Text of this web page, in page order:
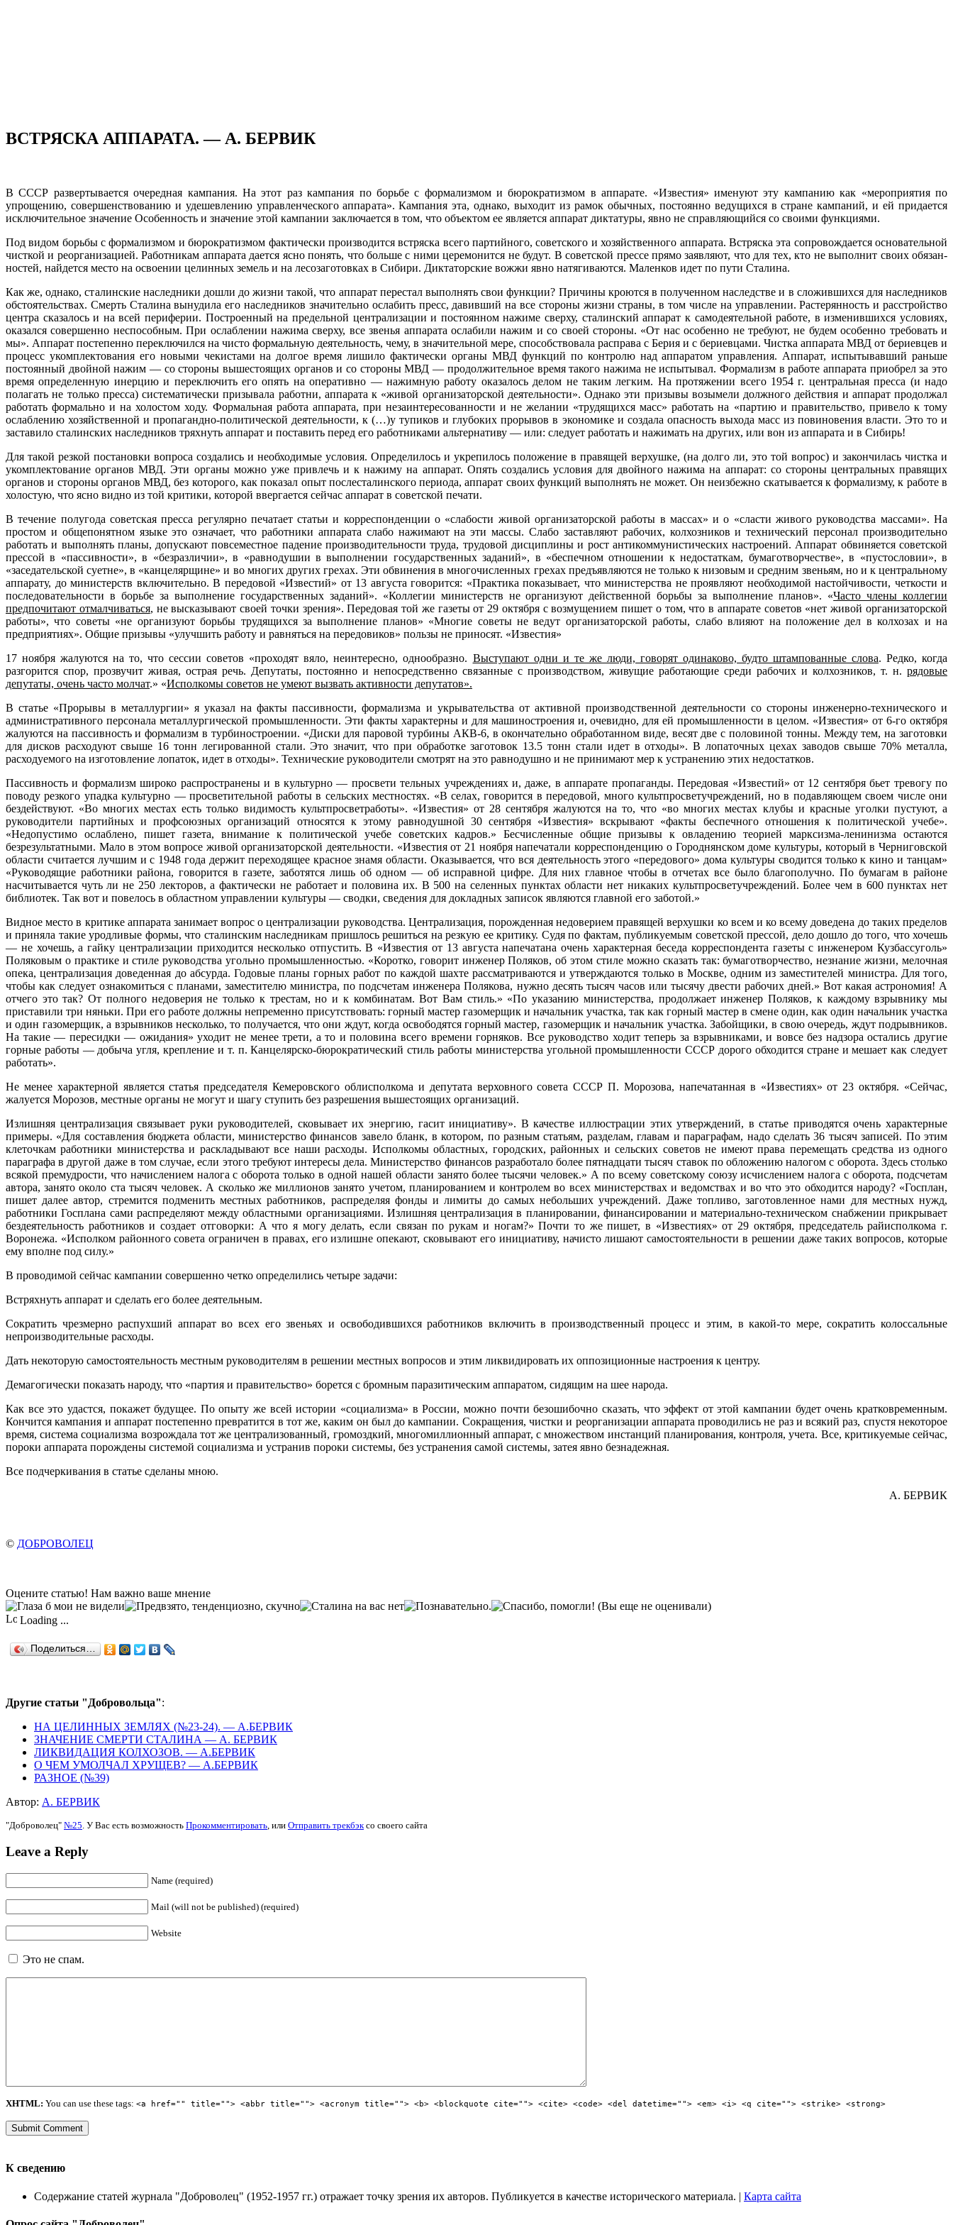
ВСТРЯСКА АППАРАТА. — А. БЕРВИК
В СССР развертывается очередная кампания. На этот раз кампания по борьбе с формализмом и бюрократизмом в аппарате. «Известия» именуют эту кампанию как «мероприятия по
упрощению, совершенствованию и удешевлению уп­равленческого аппарата». Кампания эта, однако, выходит из рамок обычных, постоянно ведущихся в стране кампаний, и ей придается
исключительное значение Особенность и значение этой кампании заключается в том, что объектом ее является аппарат диктатуры, явно не справляющийся со своими функциями.
Под видом борьбы с формализмом и бюрократизмом фактически производится встряска всего партийного, советского и хозяйственного аппарата. Встряс­ка эта сопровождается основательной
чисткой и реорганизацией. Работникам аппарата дается ясно понять, что больше с ними церемонится не будут. В со­ветской прессе прямо заявляют, что для тех, кто не выполнит своих обязан­
ностей, найдется место на освоении целинных земель и на лесозаготовках в Сибири. Диктаторские вожжи явно натягиваются. Маленков идет по пути Сталина.
Как же, однако, сталинские наследники дошли до жизни такой, что аппарат перестал выполнять свои функции? Причины кроются в полученном наследстве и в сложившихся для наследников
обстоятельствах. Смерть Сталина вынудила его наследников значительно ослабить пресс, давивший на все стороны жизни страны, в том числе на управлении. Растерянность и расстройство
центра сказалось и на всей периферии. Построенный на предельной централизации и постоянном нажиме сверху, сталинский аппарат к самодеятельной работе, в из­менившихся условиях,
оказался совершенно неспособным. При ослаблении нажи­ма сверху, все звенья аппарата ослабили нажим и со своей стороны. «От нас особенно не требуют, не будем особенно требовать и
мы». Аппарат постепенно переключился на чисто формальную деятельность, чему, в значительной мере, способствовала расправа с Берия и с бериевцами. Чистка аппарата МВД от бериевцев и
процесс укомплектования его новыми чекистами на долгое время лишило фактически органы МВД функций по контролю над аппаратом управления. Аппарат, испытывавший раньше
постоянный двойной нажим — со стороны вышестоящих органов и со стороны МВД — продолжительное время такого нажима не испытывал. Формализм в работе аппарата приобрел за это
время определенную инерцию и переключить его опять на оперативно — нажимную работу оказалось делом не таким легким. На протяжении всего 1954 г. центральная пресса (и надо
полагать не только пресса) систематически призывала работни, аппарата к «живой организаторской деятельности». Однако эти призывы возымели должного действия и аппарат продолжал
работать формально и на холостом ходу. Формальная работа аппарата, при незаинтересованности и не желании «трудящихся масс» работать на «партию и правительство, привело к тому
ослаблению хозяйственной и пропагандно-политической деятельности, к (…)у тупиков и глубоких прорывов в экономике и создала опасность выхода масс из повиновения власти. Это то и
заставило сталинских наследников тряхнуть аппарат и поставить перед его работниками альтернативу — или: следует работать и нажимать на других, или вон из аппарата и в Сибирь!
Для такой резкой постановки вопроса создались и необходимые условия. Определилось и укрепилось положение в правящей верхушке, (на долго ли, это той вопрос) и закончилась чистка и
укомплектование органов МВД. Эти органы можно уже привлечь и к нажиму на аппарат. Опять создались условия для двойного нажима на аппарат: со стороны центральных правящих
органов и стороны органов МВД, без которого, как показал опыт послесталинского периода, аппарат своих функций выполнять не может. Он неизбежно скатывается к формализму, к работе в
холостую, что ясно видно из той критики, которой ввергается сейчас аппарат в советской печати.
В течение полугода советская пресса регулярно печатает статьи и корреспонденции о «слабости живой организаторской работы в массах» и о «сла­сти живого руководства массами». На
простом и общепонятном языке это означает, что работники аппарата слабо нажимают на эти массы. Слабо заставляют рабочих, колхозников и технический персонал производительно
работать и выполнять планы, допускают повсеместное падение производительности труда, трудовой дисциплины и рост антикоммунистических настроений. Аппарат обвиняется советской
прессой в «пассивности», в «безразличии», в «равнодушии в выполнении государственных заданий», в «беспечном отношении к недостаткам, бумаготворчестве», в «пустословии», в
«заседательской суетне», в «канцелярщине» и во многих других грехах. Эти обвинения в многочисленных грехах предъявляются не только к низовым и средним звеньям, но и к центральному
аппарату, до министерств включительно. В передовой «Известий» от 13 августа говорится: «Практика показывает, что министерства не проявляют необходимой настойчивости, четкости и
последовательности в борьбе за выполнение государственных заданий». «Коллегии министерств не организуют действенной борьбы за выполнение планов». «Часто члены коллегии
предпочитают отмалчиваться, не высказывают своей точки зрения». Передовая той же газеты от 29 октября с возмущением пишет о том, что в аппарате советов «нет живой организаторской
работы», что советы «не организуют борьбы трудящихся за выполнение планов» «Многие советы не ведут организаторской работы, слабо влияют на положение дел в колхозах и на
предприятиях». Общие призывы «улучшить работу и равняться на передовиков» пользы не приносят. «Известия»
17 ноября жалуются на то, что сессии советов «проходят вяло, неинтересно­, однообразно. Выступают одни и те же люди, говорят одинаково, будто штампованные слова. Редко, когда
разгорится спор, прозвучит живая, острая речь. Депутаты, постоянно и непосредственно связанные с производством, живущие работающие среди рабочих и колхозников, т. н. рядовые
депутаты, очень часто молчат.» «Исполкомы советов не умеют вызвать активности депутатов».
В статье «Прорывы в металлургии» я указал на факты пассивности, формализма и укрывательства от активной производственной деятельности со стороны инженерно-технического и
административного персонала металлургической промышленности. Эти факты характерны и для машиностроения и, очевидно, для ей промышленности в целом. «Известия» от 6-го октября
жалуются на пассивность и формализм в турбиностроении. «Диски для паровой турбины АКВ-6, в окончательно обработанном виде, весят две с половиной тонны. Между тем, на заготовки
для дисков расходуют свыше 16 тонн легированной стали. Это значит, что при обработке заготовок 13.5 тонн стали идет в отходы». В лопаточных цехах заводов свыше 70% металла,
расходуемого на изготовление лопаток, идет в отходы». Технические руководители смотрят на это равнодушно и не принимают мер к устранению этих недостатков.
Пассивность и формализм широко распространены и в культурно — просвети тельных учреждениях и, даже, в аппарате пропаганды. Передовая «Известий» от 12 сентября бьет тревогу по
поводу резкого упадка культурно — просвети­тельной работы в сельских местностях. «В селах, говорится в передовой, много культпросветучреждений, но в подавляющем своем числе они
бездействуют. «Во многих местах есть только видимость культпросветработы». «Известия» от 28 сентября жалуются на то, что «во многих местах клубы и красные уголки пустуют, а
руководители партийных и профсоюзных организаций относятся к этому равнодушной 30 сентября «Известия» вскрывают «факты беспечного отношения к политической учебе».
«Недопустимо ослаблено, пишет газета, внимание к политической учебе советских кадров.» Бесчисленные общие призывы к овладению теорией марксизма-ленинизма остаются
безрезультатными. Мало в этом вопросе живой организаторской деятельности. «Известия от 21 ноября напечатали корреспонденцию о Городнянском доме культуры, который в Черниговской
области считается лучшим и с 1948 года держит переходящее красное знамя области. Оказывается, что вся деятельность этого «передового» дома культуры сводится только к кино и танцам»
«Руководящие работники района, говорится в газете, заботятся лишь об одном — об исправной цифре. Для них главное чтобы в отчетах все было благополучно. По бумагам в районе
насчитывается чуть ли не 250 лекторов, а фактически не работает и половина их. В 500 на селенных пунктах области нет никаких культпросветучреждений. Более чем в 600 пунктах нет
библиотек. Так вот и повелось в областном управлении культуры — сводки, сведения для докладных записок являются главной его забо­той.»
Видное место в критике аппарата занимает вопрос о централизации руководства. Централизация, порожденная недоверием правящей верхушки ко всем и ко всему доведена до таких пределов
и приняла такие уродливые формы, что сталинским наследникам пришлось решиться на резкую ее критику. Судя по фактам, публикуемым советской прессой, дело дошло до того, что хочешь
— не хочешь, а гайку централизации приходится несколько отпустить. В «Известия от 13 августа напечатана очень характерная беседа корреспондента газеты с инженером Кузбассуголь»
Поляковым о практике и стиле руководства угольно промышленностью. «Коротко, говорит инженер Поляков, об этом стиле можно сказать так: бумаготворчество, незнание жизни, мелочная
опека, централизация доведенная до абсурда. Годовые планы горных работ по каждой шахте рассматриваются и утверждаются только в Москве, одним из заместителей министра. Для того,
чтобы как следует ознакомиться с планами, заместителю министра, по подсчетам инженера Полякова, нужно десять тысяч часов или тысячу двести рабочих дней.» Вот какая астрономия! А
отчего это так? От полного недоверия не только к трестам, но и к комбинатам. Вот Вам стиль.» «По указанию ми­нистерства, продолжает инженер Поляков, к каждому взрывнику мы
приставили три няньки. При его работе должны непременно присутствовать: горный мастер газомерщик и начальник участка, так как горный мастер в смене один, как один начальник участка
и один газомерщик, а взрывников несколько, то получается, что они ждут, когда освободятся горный мастер, газомерщик и начальник участка. Забойщики, в свою очередь, ждут подрывников.
На такие — пересидки — ожидания» уходит не менее трети, а то и половина всего времени горняков. Все руководство ходит теперь за взрывниками, и вовсе без надзора остались другие
горные работы — добыча угля, крепление и т. п. Канцелярско-бюрократический стиль работы министерства угольной промышленности СССР дорого обходится стране и мешает как следует
работать».
Не менее характерной является статья председателя Кемеровского облисполкома и депутата верховного совета СССР П. Морозова, напечатанная в «Из­вестиях» от 23 октября. «Сейчас,
жалуется Морозов, местные органы не могут и шагу ступить без разрешения вышестоящих организаций.
Излишняя централизация связывает руки руководителей, сковывает их энергию, гасит инициативу». В качестве иллюстрации этих утверждений, в статье приводятся очень характерные
примеры. «Для составления бюджета области, министерство финансов завело бланк, в котором, по разным статьям, разделам, главам и параграфам, надо сделать 36 тысяч записей. По этим
клеточкам работники министерства и раскладывают все наши расходы. Исполкомы областных, городских, районных и сельских советов не имеют права перемещать средства из одного
параграфа в другой даже в том случае, если этого требуют интересы дела. Министерство финансов разработало более пятнадцати тысяч ставок по обложению налогом с оборота. Здесь столько
всякой премудрости, что начислением налога с оборота только в одной нашей области занято более тысячи человек.» А по всему советскому союзу исчислением налога с оборота, подсчетам
автора, занято около ста тысяч человек. А сколько же миллионов занято учетом, планированием и контролем во всех министерствах и ведомствах и во что это обходится народу? «Госплан,
пишет далее автор, стремится подменить местных работников, распределяя фонды и лимиты до самых небольших учреждений. Даже топливо, заготовленное нами для местных нужд,
работники Госплана сами распределяют между областными организациями. Излишняя централизация в планировании, финансировании и материально-техническом снабжении прикрывает
бездеятельность работников и создает отговорки: А что я могу делать, если связан по рукам и ногам?» Почти то же пишет, в «Известиях» от 29 октября, председатель райисполкома г.
Воронежа. «Исполком районного совета ограничен в правах, его излишне опекают, сковывают его инициативу, начисто лишают самостоятельности в решении даже таких вопросов, которые
ему вполне под силу.»
В проводимой сейчас кампании совершенно четко определились четыре задачи:
Встряхнуть аппарат и сделать его более деятельным.
Сократить чрезмерно распухший аппарат во всех его звеньях и освободившихся работников включить в производственный процесс и этим, в какой-то ме­ре, сократить колоссальные
непроизводительные расходы.
Дать некоторую самостоятельность местным руководителям в решении местных вопросов и этим ликвидировать их оппозиционные настроения к центру.
Демагогически показать народу, что «партия и правительство» борется с бромным паразитическим аппаратом, сидящим на шее народа.
Как все это удастся, покажет будущее. По опыту же всей истории «социализма» в России, можно почти безошибочно сказать, что эффект от этой кампании будет очень кратковременным.
Кончится кампания и аппарат постепенно превратится в тот же, каким он был до кампании. Сокращения, чистки и реорганизации аппарата проводились не раз и всякий раз, спустя некоторое
время, система социализма возрождала тот же централизованный, громоздкий, многомиллионный аппарат, с множеством инстанций планирования, контроля, учета. Все, критикуемые сейчас,
пороки аппарата порождены системой социализма и устра­нив пороки системы, без устранения самой системы, затея явно безнадежная.
Все подчеркивания в статье сделаны мною.
А. БЕРВИК
© ДОБРОВОЛЕЦ
Оцените статью! Нам важно ваше мнение
(Вы еще не оценивали)
Loading ...
Поделиться…
Другие статьи "Добровольца":
НА ЦЕЛИННЫХ ЗЕМЛЯХ (№23-24). — А.БЕРВИК
ЗНАЧЕНИЕ СМЕРТИ СТАЛИНА — А. БЕРВИК
ЛИКВИДАЦИЯ КОЛХОЗОВ. — А.БЕРВИК
О ЧЕМ УМОЛЧАЛ ХРУЩЕВ? — А.БЕРВИК
РАЗНОЕ (№39)
Автор: А. БЕРВИК
"Доброволец" №25 . У Вас есть возможность Прокомментировать , или Отправить трекбэк со своего сайта
Leave a Reply
Name (required)
Mail (will not be published) (required)
Website
Это не спам.
XHTML: You can use these tags: <a href="" title=""> <abbr title=""> <acronym title=""> <b> <blockquote cite=""> <cite> <code> <del datetime=""> <em> <i> <q cite=""> <strike> <strong>
К сведению
Содержание статей журнала "Доброволец" (1952-1957 гг.) отражает точку зрения их авторов. Публикуется в качестве исторического материала. | Карта сайта